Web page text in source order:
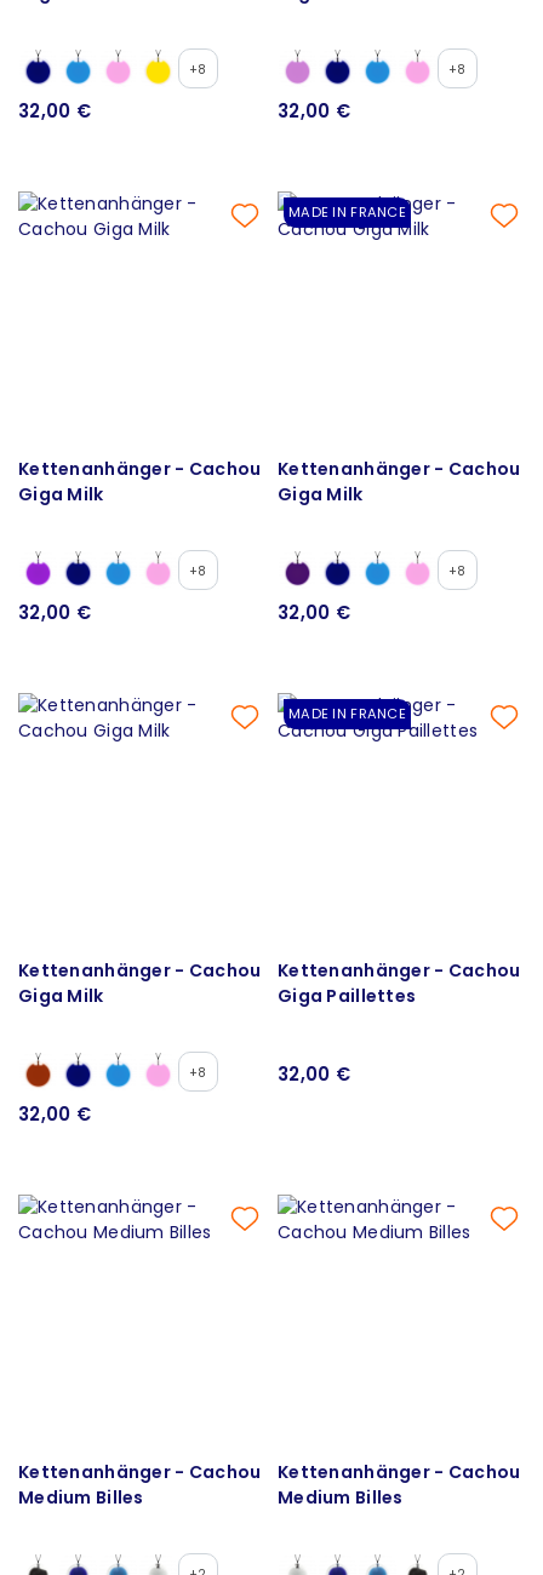
+8
32,00 €
+8
32,00 €
Kettenanhänger - Cachou
Giga Milk
+8
32,00 €
MADE IN FRANCE
Kettenanhänger - Cachou
Giga Milk
+8
32,00 €
Kettenanhänger - Cachou
Giga Milk
+8
32,00 €
MADE IN FRANCE
Kettenanhänger - Cachou
Giga Paillettes
32,00 €
Kettenanhänger - Cachou
Medium Billes
Kettenanhänger - Cachou
Medium Billes